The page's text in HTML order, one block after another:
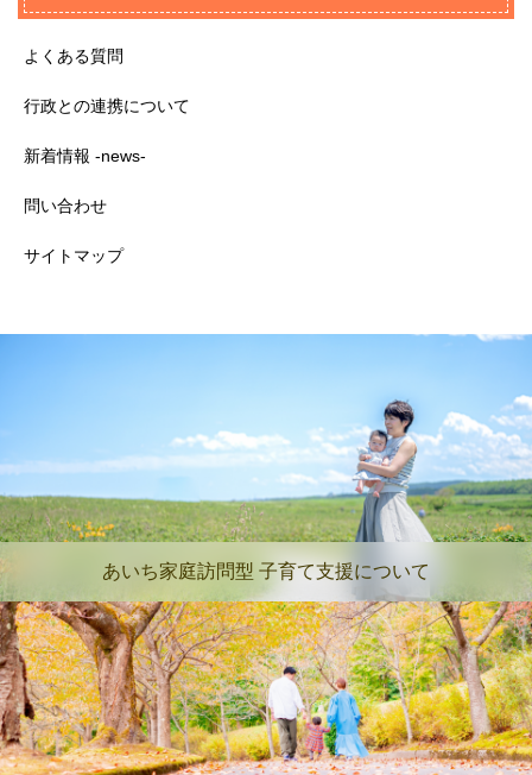
よくある質問
行政との連携について
新着情報 -news-
問い合わせ
サイトマップ
あいち家庭訪問型 子育て支援について